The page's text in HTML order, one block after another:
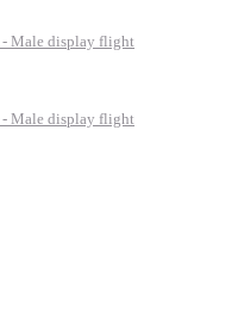
- Male display flight
- Male display flight